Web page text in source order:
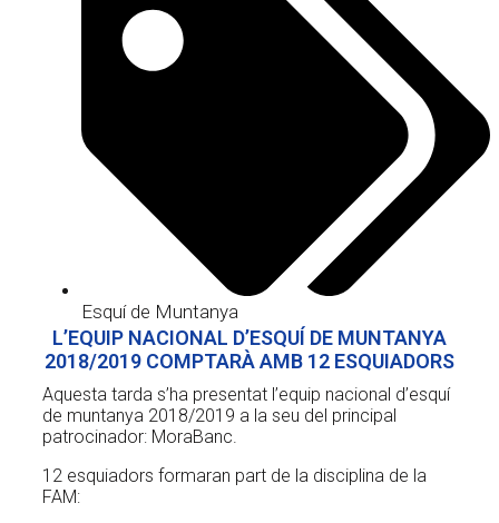
Esquí de Muntanya
L’EQUIP NACIONAL D’ESQUÍ DE MUNTANYA
2018/2019 COMPTARÀ AMB 12 ESQUIADORS
Aquesta tarda s’ha presentat l’equip nacional d’esquí
de muntanya 2018/2019 a la seu del principal
patrocinador: MoraBanc.
12 esquiadors formaran part de la disciplina de la
FAM: